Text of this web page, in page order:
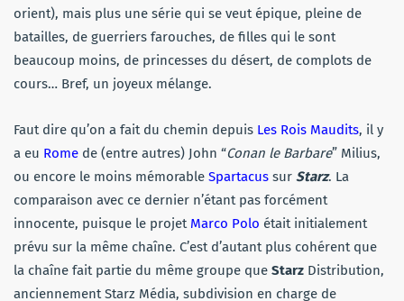
orient), mais plus une série qui se veut épique, pleine de
batailles, de guerriers farouches, de filles qui le sont
beaucoup moins, de princesses du désert, de complots de
cours… Bref, un joyeux mélange.
Faut dire qu’on a fait du chemin depuis Les Rois Maudits, il y
a eu Rome de (entre autres) John “Conan le Barbare” Milius,
ou encore le moins mémorable Spartacus sur Starz. La
comparaison avec ce dernier n’étant pas forcément
innocente, puisque le projet Marco Polo était initialement
prévu sur la même chaîne. C’est d’autant plus cohérent que
la chaîne fait partie du même groupe que Starz Distribution,
anciennement Starz Média, subdivision en charge de